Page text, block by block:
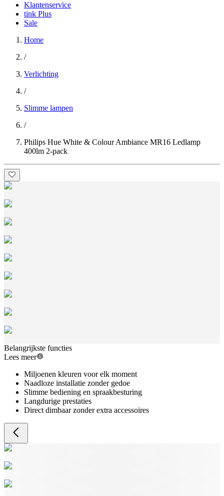
Klantenservice
tink Plus
Sale
Home
/
Verlichting
/
Slimme lampen
/
Philips Hue White & Colour Ambiance MR16 Ledlamp
400lm 2-pack
Belangrijkste functies
Lees meer
Miljoenen kleuren voor elk moment
Naadloze installatie zonder gedoe
Slimme bediening en spraakbesturing
Langdurige prestaties
Direct dimbaar zonder extra accessoires